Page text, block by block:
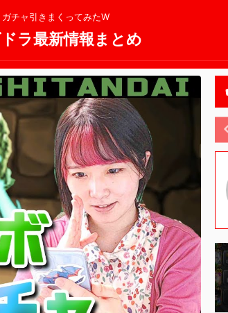
ガチャ引きまくってみたW
ラ最新情報まとめ